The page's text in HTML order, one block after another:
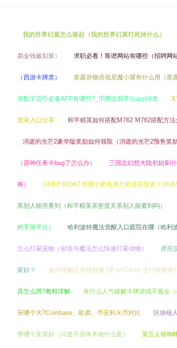
我的世界幻翼怎么驱赶（我的世界幻翼打死掉什么）
易金钱最划算） 求职必看！靠谱网站有哪些（招聘网
（西游卡牌类） 星露谷物语祝尼魔小屋有什么用（星
资数字货币必备APP有哪些?_币圈交易平台app排名
登录入口分享 和平精英如何搭配M762 M762搭配方法
消逝的光芒2豪华版奖励如何领取（消逝的光芒2预售奖励
（原神任务卡bug了怎么办） 三国志幻想大陆初始刷
将） OKB币和OKT币哪个更有潜力更值得投资？
系别人能否看到（和平精英亲密度关系别人能看到吗）
的手游平台） 哈利波特魔法觉醒入口庭院在哪（哈利
怎么打晕宠物（创造与魔法怎么快速打晕动物） 虎符
家好？ 如何理解区块链转账?用 imToken 进行转账有
具怎么用?教程详解 有什么人气破解卡牌游戏不氪金（
安哪个大?Coinbase、欧易、币安和火币对比 区块链
带哪个变异好（问道手游体木做什么套） 第五人格蜘